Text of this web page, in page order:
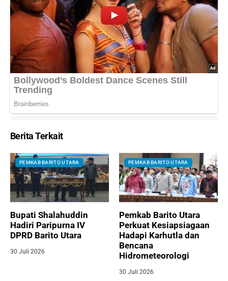
Berita Terkait
PEMKAB BARITO UTARA
Bupati Shalahuddin
Hadiri Paripurna IV
DPRD Barito Utara
30 Juli 2026
PEMKAB BARITO UTARA
Pemkab Barito Utara
Perkuat Kesiapsiagaan
Hadapi Karhutla dan
Bencana
Hidrometeorologi
30 Juli 2026